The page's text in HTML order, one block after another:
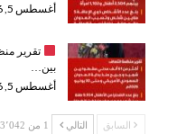
أغسطس 5, 2026
تقرير
بين…
أغسطس 5, 2026
السابق التالي 1 من 3٬042